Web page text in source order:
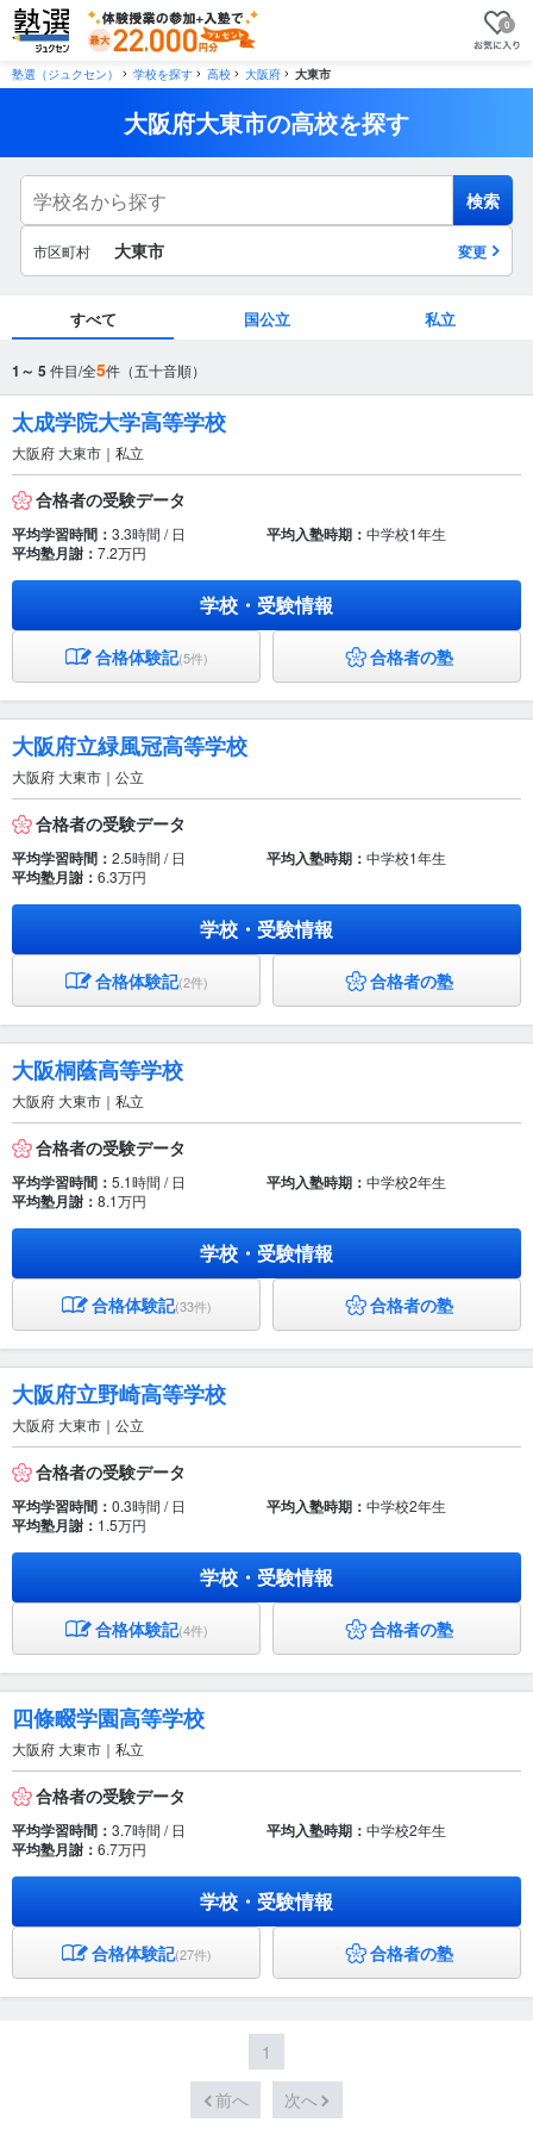
0
塾選（ジュクセン） 学校を探す 高校 大阪府 大東市
大阪府大東市の高校を探す
検索
市区町村 大東市 変更
市区町村
駅・路線から探す
すべて 国公立 私立
1～ 5 件目/全5件（五十音順）
太成学院大学高等学校
大阪府 大東市｜私立
合格者の受験データ
平均学習時間： 3.3時間 / 日 平均入塾時期： 中学校1年生
平均塾月謝： 7.2万円
学校・受験情報
合格体験記(5件) 合格者の塾
大阪府立緑風冠高等学校
大阪府 大東市｜公立
合格者の受験データ
平均学習時間： 2.5時間 / 日 平均入塾時期： 中学校1年生
平均塾月謝： 6.3万円
学校・受験情報
合格体験記(2件) 合格者の塾
大阪桐蔭高等学校
大阪府 大東市｜私立
合格者の受験データ
平均学習時間： 5.1時間 / 日 平均入塾時期： 中学校2年生
平均塾月謝： 8.1万円
学校・受験情報
合格体験記(33件) 合格者の塾
大阪府立野崎高等学校
大阪府 大東市｜公立
合格者の受験データ
平均学習時間： 0.3時間 / 日 平均入塾時期： 中学校2年生
平均塾月謝： 1.5万円
学校・受験情報
合格体験記(4件) 合格者の塾
四條畷学園高等学校
大阪府 大東市｜私立
合格者の受験データ
平均学習時間： 3.7時間 / 日 平均入塾時期： 中学校2年生
平均塾月謝： 6.7万円
学校・受験情報
合格体験記(27件) 合格者の塾
1
前へ 次へ